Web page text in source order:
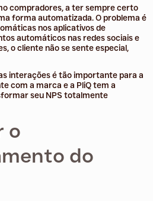
compradores, a ter sempre certo
forma automatizada. O problema é
nos aplicativos de
automáticos nas redes sociais e
o cliente não se sente especial,
interações é tão importante para a
com a marca e a PliQ tem a
seu NPS totalmente
o
do